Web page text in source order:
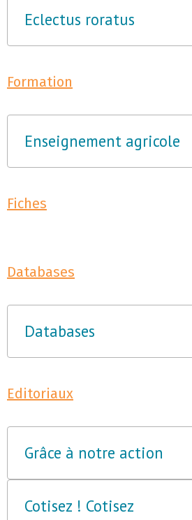
Eclectus roratus
Formation
Enseignement agricole
Fiches
Databases
Databases
Editoriaux
Grâce à notre action
Cotisez ! Cotisez